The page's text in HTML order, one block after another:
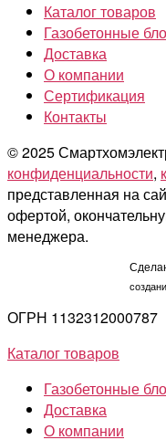
Каталог товаров
Газобетонные
Доставка
О компании
Сертификация
Контакты
© 2025
конфиденциальности,
представленная на
офертой,
менеджера.
ОГРН 1132312000787
Каталог товаров
Газобетонные
Доставка
О компании